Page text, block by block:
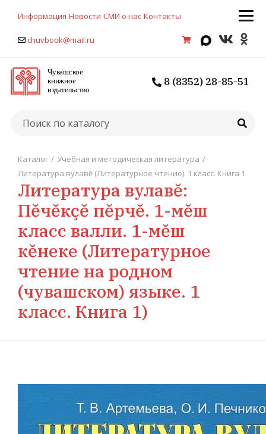
Информация Новости СМИ о нас Контакты
chuvbook@mail.ru
8 (8352) 28-85-51
Каталог / Учебная и методическая литература /
Литература вулавĕ (Литературное чтение). 1 класс. Книга 1
Литература вулавĕ:
Пĕчĕкçĕ пĕрчĕ. 1-мĕш
класс валли. 1-мĕш
кĕнеке (Литературное
чтение на родном
(чувашском) языке. 1
класс. Книга 1)